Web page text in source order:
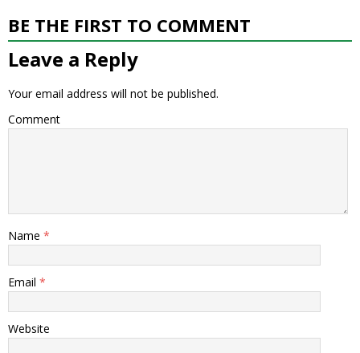
BE THE FIRST TO COMMENT
Leave a Reply
Your email address will not be published.
Comment
Name *
Email *
Website